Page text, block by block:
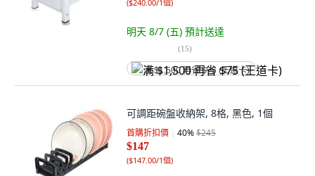
($240.00/1個)
明天 8/7 (五) 預計送達
(15)
满 $1,500 再省 $75 (王道卡)
可調距碗盤收納架, 8格, 黑色, 1個
首購折扣價 40%$245
$147
($147.00/1個)